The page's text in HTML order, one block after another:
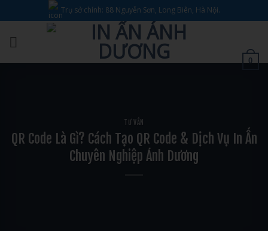
qua
nội
dung
Trụ sở chính: 88 Nguyễn Sơn, Long Biên, Hà Nội.
0
TƯ VẤN
QR Code Là Gì? Cách Tạo QR Code & Dịch Vụ In Ấn
Chuyên Nghiệp Ánh Dương